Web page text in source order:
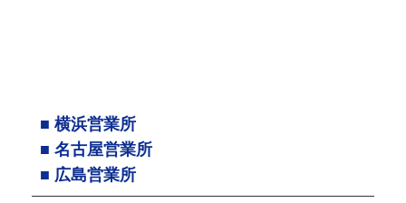
■ 横浜営業所
■ 名古屋営業所
■ 広島営業所